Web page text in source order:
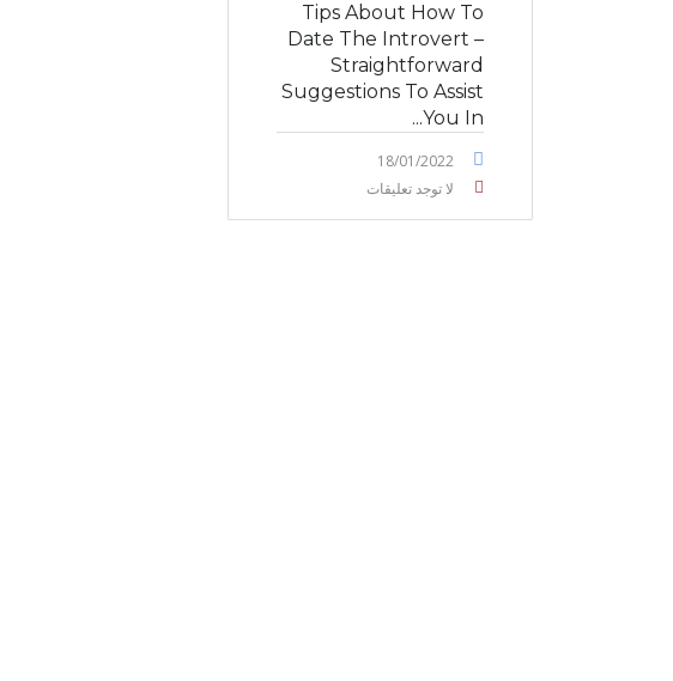
Tips About How To
Date The Introvert –
Straightforward
Suggestions To Assist
You In...
18/01/2022
لا توجد تعليقات